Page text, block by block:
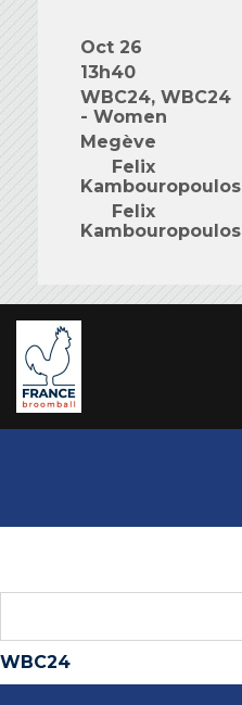
Oct 26
13h40
WBC24, WBC24
- Women
Megève
Felix
Kambouropoulos
Felix
Kambouropoulos
WBC24